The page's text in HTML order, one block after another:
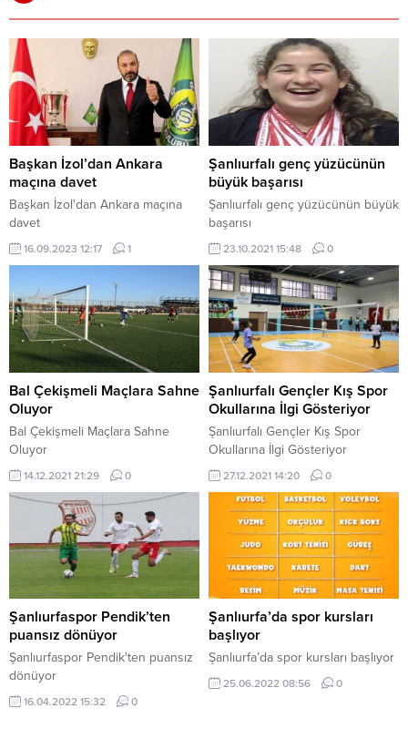
Başkan İzol’dan Ankara
maçına davet
Başkan İzol'dan Ankara maçına
davet
16.09.2023 12:17 1
Şanlıurfalı genç yüzücünün
büyük başarısı
Şanlıurfalı genç yüzücünün büyük
başarısı
23.10.2021 15:48 0
Bal Çekişmeli Maçlara Sahne
Oluyor
Bal Çekişmeli Maçlara Sahne
Oluyor
14.12.2021 21:29 0
Şanlıurfalı Gençler Kış Spor
Okullarına İlgi Gösteriyor
Şanlıurfalı Gençler Kış Spor
Okullarına İlgi Gösteriyor
27.12.2021 14:20 0
Şanlıurfaspor Pendik’ten
puansız dönüyor
Şanlıurfaspor Pendik'ten puansız
dönüyor
16.04.2022 15:32 0
Şanlıurfa’da spor kursları
başlıyor
Şanlıurfa’da spor kursları başlıyor
25.06.2022 08:56 0